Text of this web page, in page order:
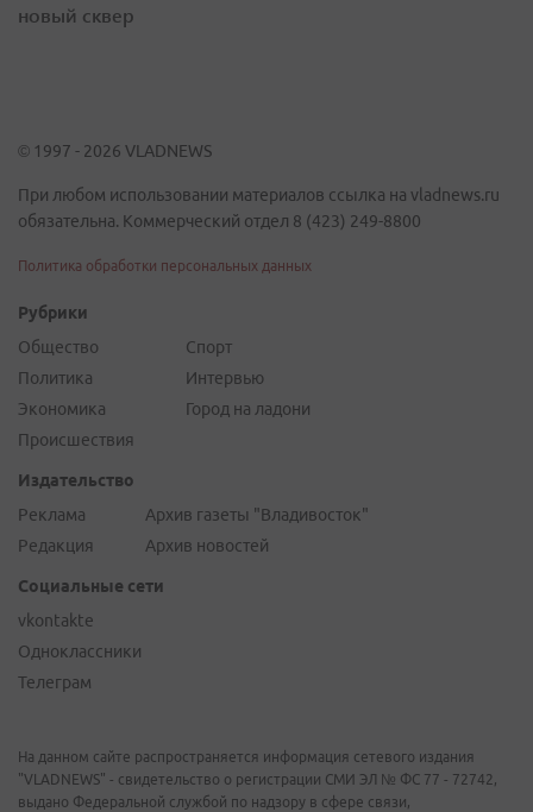
новый сквер
© 1997 - 2026 VLADNEWS
При любом использовании материалов ссылка на vladnews.ru
обязательна. Коммерческий отдел 8 (423) 249-8800
Политика обработки персональных данных
Рубрики
Общество
Политика
Экономика
Происшествия
Спорт
Интервью
Город на ладони
Издательство
Реклама
Редакция
Архив газеты "Владивосток"
Архив новостей
Социальные сети
vkontakte
Одноклассники
Телеграм
На данном сайте распространяется информация сетевого издания
"VLADNEWS" - свидетельство о регистрации СМИ ЭЛ № ФС 77 - 72742,
выдано Федеральной службой по надзору в сфере связи,